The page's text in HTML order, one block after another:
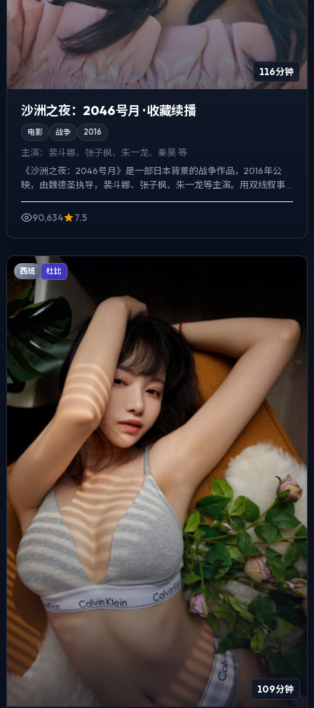
116分钟
沙洲之夜：2046号月 · 收藏续播
电影 战争 2016
主演： 裴斗娜、张子枫、朱一龙、秦昊 等
《沙洲之夜：2046号月》是一部日本背景的战争作品，2016年公
映，由魏德圣执导，裴斗娜、张子枫、朱一龙等主演。用双线叙事
把过去与现在拧成一股绳，真相并非一次性抛出，而是在对话...
90,634
7.5
西班 杜比
109分钟